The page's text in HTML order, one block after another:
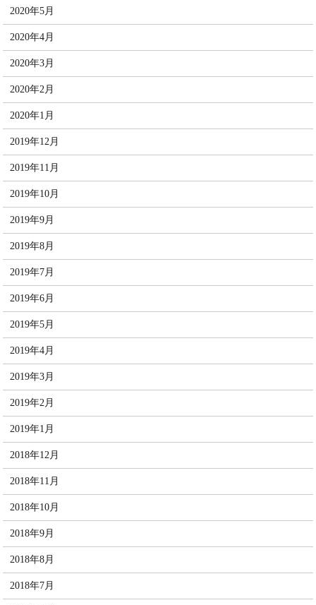
2020年5月
2020年4月
2020年3月
2020年2月
2020年1月
2019年12月
2019年11月
2019年10月
2019年9月
2019年8月
2019年7月
2019年6月
2019年5月
2019年4月
2019年3月
2019年2月
2019年1月
2018年12月
2018年11月
2018年10月
2018年9月
2018年8月
2018年7月